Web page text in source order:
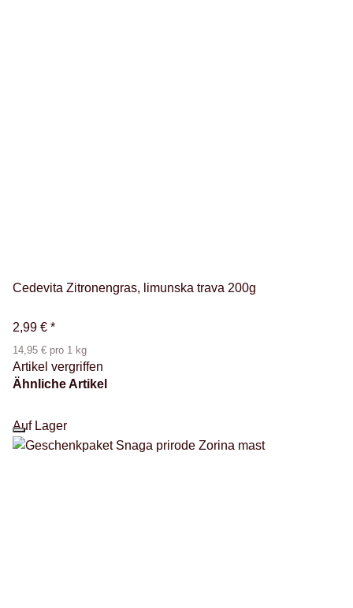
Cedevita Zitronengras, limunska trava 200g
2,99 € *
14,95 € pro 1 kg
Artikel vergriffen
Ähnliche Artikel
Auf Lager